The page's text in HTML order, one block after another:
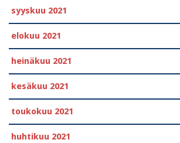
syyskuu 2021
elokuu 2021
heinäkuu 2021
kesäkuu 2021
toukokuu 2021
huhtikuu 2021